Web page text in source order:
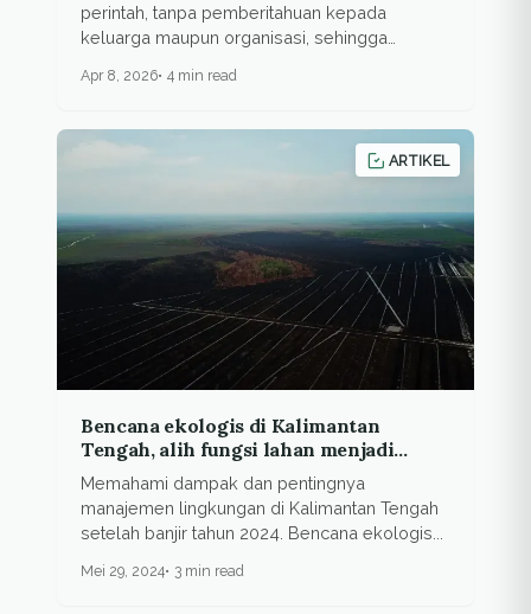
perintah, tanpa pemberitahuan kepada
keluarga maupun organisasi, sehingga
Apr 8, 2026 4 min read
ARTIKEL
Bencana ekologis di Kalimantan
Tengah, alih fungsi lahan menjadi
ancaman serius
Memahami dampak dan pentingnya
manajemen lingkungan di Kalimantan Tengah
setelah banjir tahun 2024. Bencana ekologis...
Mei 29, 2024 3 min read